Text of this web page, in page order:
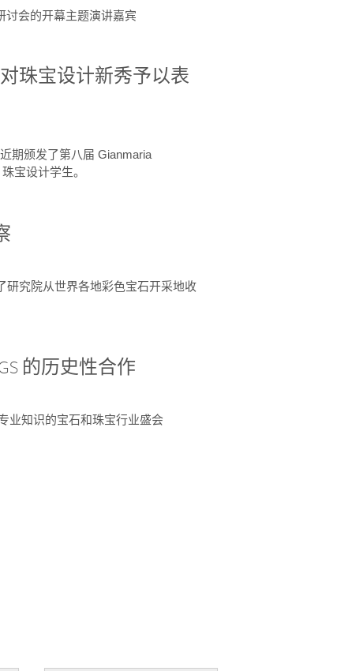
讨会的开幕主题演讲嘉宾
对珠宝设计新秀予以表
期颁发了第八届 Gianmaria
宝设计学生。
研究院从世界各地彩色宝石开采地收
的历史性合作
业知识的宝石和珠宝行业盛会